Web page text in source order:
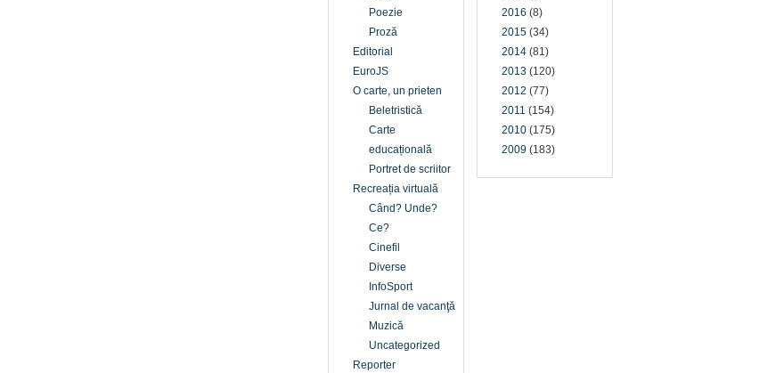
2016 (8)
2015 (34)
2014 (81)
2013 (120)
2012 (77)
2011 (154)
2010 (175)
2009 (183)
Poezie
Proză
Editorial
EuroJS
O carte, un prieten
Beletristică
Carte
educațională
Portret de scriitor
Recreația virtuală
Când? Unde?
Ce?
Cinefil
Diverse
InfoSport
Jurnal de vacanţă
Muzică
Uncategorized
Reporter